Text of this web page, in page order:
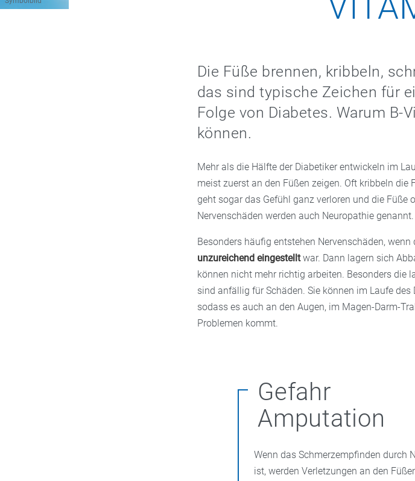
Die Füße brennen, kribbeln,
das sind typische Zeichen für
Folge von Diabetes. Warum B-
können.
Mehr als die Hälfte der Diabetiker entwickeln im
meist zuerst an den Füßen zeigen. Oft kribbeln die
geht sogar das Gefühl ganz verloren und die Füße
Nervenschäden werden auch Neuropathie genannt.
Besonders häufig entstehen Nervenschäden, wenn
unzureichend eingestelltwar. Dann lagern sich
können nicht mehr richtig arbeiten. Besonders die
sind anfällig für Schäden. Sie können im Laufe
sodass es auch an den Augen, im Magen-Darm-
Problemen kommt.
Gefahr
Amputation
Wenn das Schmerzempfinden durch
ist, werden Verletzungen an den